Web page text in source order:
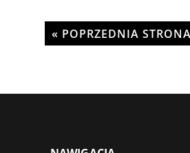
« POPRZEDNIA STRONA